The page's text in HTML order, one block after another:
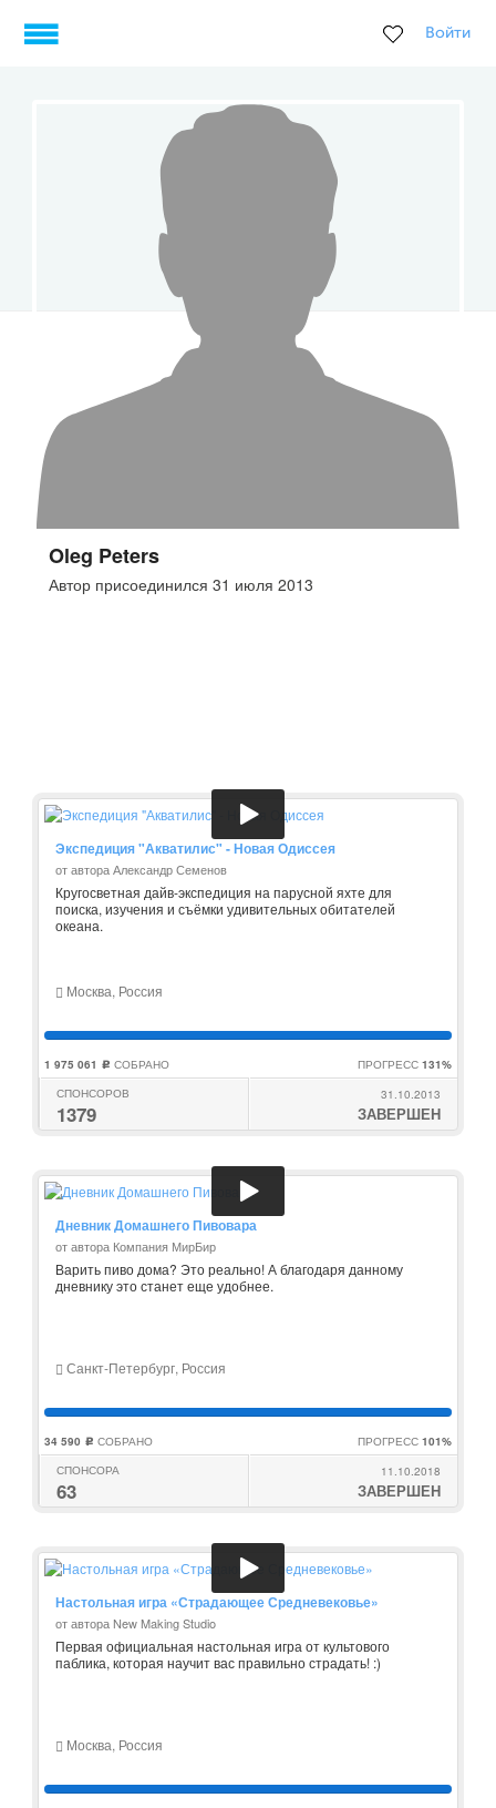
Войти
Oleg Peters
Автор присоединился 31 июля 2013
Экспедиция "Акватилис" - Новая Одиссея
от автора Александр Семенов
Кругосветная дайв-экспедиция на парусной яхте для
поиска, изучения и съёмки удивительных обитателей
океана.
Москва, Россия
1 975 061 c СОБРАНО ПРОГРЕСС 131%
СПОНСОРОВ
1379
31.10.2013
ЗАВЕРШЕН
Дневник Домашнего Пивовара
от автора Компания МирБир
Варить пиво дома? Это реально! А благодаря данному
дневнику это станет еще удобнее.
Санкт-Петербург, Россия
34 590 c СОБРАНО ПРОГРЕСС 101%
СПОНСОРА
63
11.10.2018
ЗАВЕРШЕН
Настольная игра «Страдающее Средневековье»
от автора New Making Studio
Первая официальная настольная игра от культового
паблика, которая научит вас правильно страдать! :)
Москва, Россия